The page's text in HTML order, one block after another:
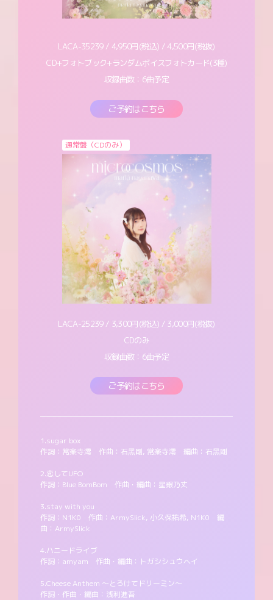
LACA-35239 / 4,950円(税込) / 4,500円(税抜)
CD+フォトブック+ランダムボイスフォトカード(3種)
収録曲数：6曲予定
ご予約はこちら
通常盤（CDのみ）
LACA-25239 / 3,300円(税込) / 3,000円(税抜)
CDのみ
収録曲数：6曲予定
ご予約はこちら
1.sugar box
作詞：常楽寺澪 作曲：石黑剛, 常楽寺澪 編曲：石黑剛
2.恋してUFO
作詞：Blue BomBom 作曲・編曲：星銀乃丈
3.stay with you
作詞：N1K0 作曲：ArmySlick, 小久保祐希, N1K0 編
曲：ArmySlick
4.ハニードライブ
作詞：amyam 作曲・編曲：トガシシュウヘイ
5.Cheese Anthem ～とろけてドリーミン～
作詞・作曲・編曲：浅利進吾